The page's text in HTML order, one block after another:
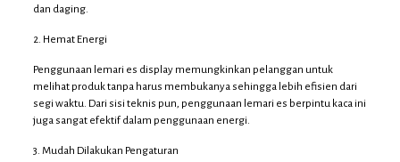
dan daging.
2. Hemat Energi
Penggunaan lemari es display memungkinkan pelanggan untuk
melihat produk tanpa harus membukanya sehingga lebih efisien dari
segi waktu. Dari sisi teknis pun, penggunaan lemari es berpintu kaca ini
juga sangat efektif dalam penggunaan energi.
3. Mudah Dilakukan Pengaturan